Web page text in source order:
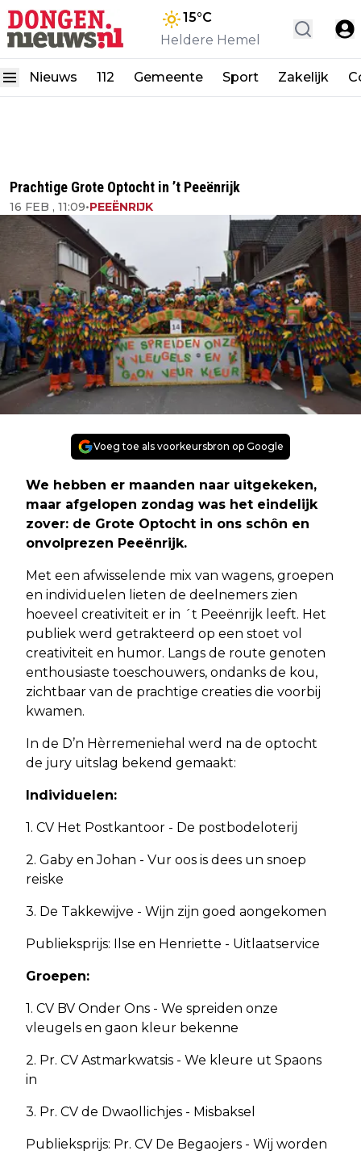
15°C
Heldere Hemel
Nieuws 112 Gemeente Sport Zakelijk
Prachtige Grote Optocht in ’t Peeënrijk
16 FEB , 11:09•PEEËNRIJK
Voeg toe als voorkeursbron op Google
We hebben er maanden naar uitgekeken,
maar afgelopen zondag was het eindelijk
zover: de Grote Optocht in ons schôn en
onvolprezen Peeënrijk.
Met een afwisselende mix van wagens, groepen
en individuelen lieten de deelnemers zien
hoeveel creativiteit er in ´t Peeënrijk leeft. Het
publiek werd getrakteerd op een stoet vol
creativiteit en humor. Langs de route genoten
enthousiaste toeschouwers, ondanks de kou,
zichtbaar van de prachtige creaties die voorbij
kwamen.
In de D’n Hèrremeniehal werd na de optocht
de jury uitslag bekend gemaakt:
Individuelen:
1. CV Het Postkantoor - De postbodeloterij
2. Gaby en Johan - Vur oos is dees un snoep
reiske
3. De Takkewijve - Wijn zijn goed aongekomen
Publieksprijs: Ilse en Henriette - Uitlaatservice
Groepen:
1. CV BV Onder Ons - We spreiden onze
vleugels en gaon kleur bekenne
2. Pr. CV Astmarkwatsis - We kleure ut Spaons
in
3. Pr. CV de Dwaollichjes - Misbaksel
Publieksprijs: Pr. CV De Begaojers - Wij worden